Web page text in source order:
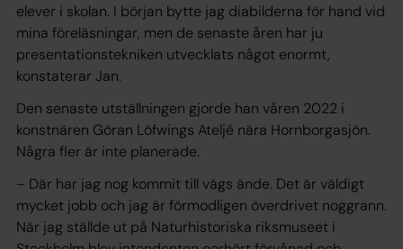
elever i skolan. I början bytte jag diabilderna för hand vid
mina föreläsningar, men de senaste åren har ju
presentationstekniken utvecklats något enormt,
konstaterar Jan.
Den senaste utställningen gjorde han våren 2022 i
konstnären Göran Löfwings Ateljé nära Hornborgasjön.
Några fler är inte planerade.
– Där har jag nog kommit till vägs ände. Det är väldigt
mycket jobb och jag är förmodligen överdrivet noggrann.
När jag ställde ut på Naturhistoriska riksmuseet i